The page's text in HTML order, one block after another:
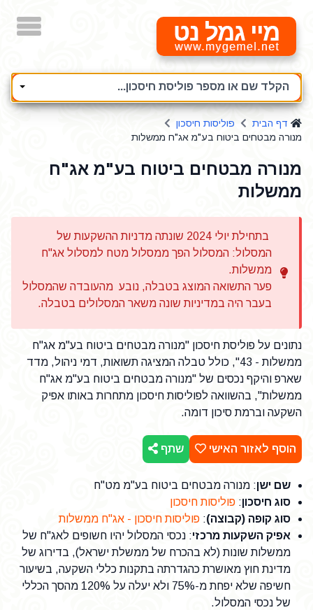
מיי גמל נט
הקלד שם או מספר פוליסת חיסכון...
דף הבית
פוליסות חיסכון
מנורה מבטחים ביטוח בע"מ אג"ח ממשלות
מנורה מבטחים ביטוח בע"מ אג"ח
ממשלות
בתחילת יולי 2024 שונתה מדניות ההשקעות של
המסלול: המסלול הפך ממסלול מטח למסלול אג"ח
ממשלות.
פער התשואה המוצג בטבלה, נובע מהעובדה שהמסלול
בעבר היה במדיניות שונה משאר המסלולים בטבלה.
נתונים על פוליסת חיסכון "מנורה מבטחים ביטוח בע"מ אג"ח
ממשלות - 43", כולל טבלה המציגה תשואות, דמי ניהול, מדד
שארפ והיקף נכסים של "מנורה מבטחים ביטוח בע"מ אג"ח
ממשלות", בהשוואה לפוליסות חיסכון מתחרות באותו אפיק
השקעה וברמת סיכון דומה.
הוסף לאזור האישי שתף
שם ישן: מנורה מבטחים ביטוח בע"מ מט"ח
סוג חיסכון: פוליסות חיסכון
סוג קופה (קבוצה): פוליסות חיסכון - אג"ח ממשלות
אפיק השקעות מרכזי: נכסי המסלול יהיו חשופים לאג"ח של
ממשלות שונות (לא בהכרח של ממשלת ישראל), בדירוג של
מדינת חוץ מאושרת כהגדרתה בתקנות כללי השקעה, בשיעור
חשיפה שלא יפחת מ-75% ולא יעלה על 120% מהסך הכללי
של נכסי המסלול.